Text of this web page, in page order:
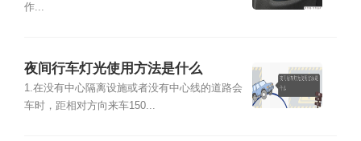
作...
夜间行车灯光使用方法是什么
1.在没有中心隔离设施或者没有中心线的道路会
车时，距相对方向来车150...